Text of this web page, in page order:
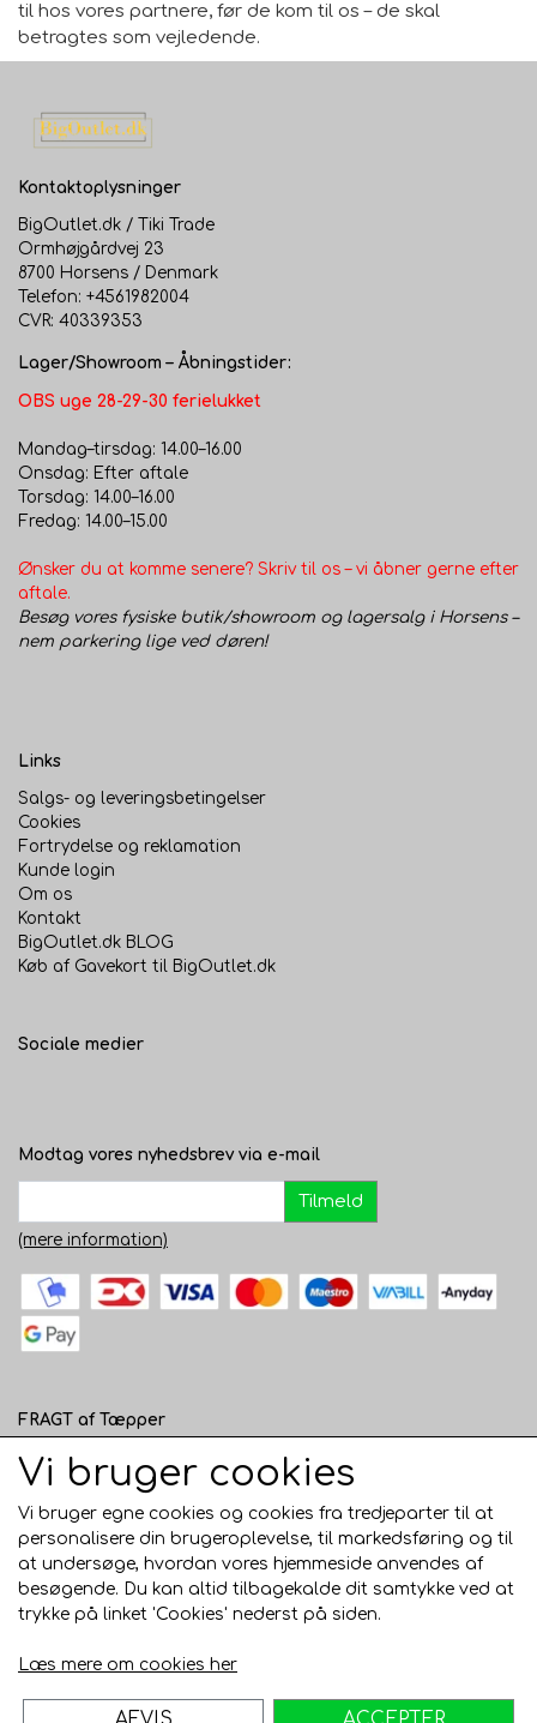
til hos vores partnere, før de kom til os – de skal
betragtes som vejledende.
Kontaktoplysninger
BigOutlet.dk / Tiki Trade
Ormhøjgårdvej 23
8700 Horsens / Denmark
Telefon: +4561982004
CVR: 40339353
Lager/Showroom – Åbningstider:
OBS uge 28-29-30 ferielukket
Mandag–tirsdag: 14.00–16.00
Onsdag: Efter aftale
Torsdag: 14.00–16.00
Fredag: 14.00–15.00
Ønsker du at komme senere? Skriv til os – vi åbner gerne efter
aftale.
Besøg vores fysiske butik/showroom og lagersalg i Horsens –
nem parkering lige ved døren!
Links
Salgs- og leveringsbetingelser
Cookies
Fortrydelse og reklamation
Kunde login
Om os
Kontakt
BigOutlet.dk BLOG
Køb af Gavekort til BigOutlet.dk
Sociale medier
Modtag vores nyhedsbrev via e-mail
Tilmeld
(mere information)
FRAGT af Tæpper
1 - 120 cm bred - 49 kr. til pakkeshop eller 82 kr.
hjemmelevering
121 - 200 cm bred - 99 kr. hjemmelevering
Over 200 cm bred - KUN Afhentning i Horsens
AFHENTNING I HORSENS - GRATIS
Vi bruger cookies
Vi bruger egne cookies og cookies fra tredjeparter til at
personalisere din brugeroplevelse, til markedsføring og til
at undersøge, hvordan vores hjemmeside anvendes af
besøgende. Du kan altid tilbagekalde dit samtykke ved at
trykke på linket 'Cookies' nederst på siden.
Læs mere om cookies her